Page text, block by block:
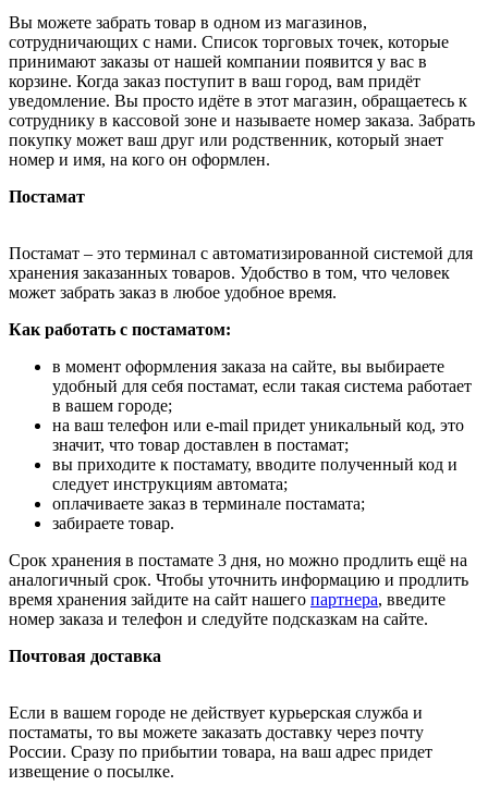
Вы можете забрать товар в одном из магазинов,
сотрудничающих с нами. Список торговых точек, которые
принимают заказы от нашей компании появится у вас в
корзине. Когда заказ поступит в ваш город, вам придёт
уведомление. Вы просто идёте в этот магазин, обращаетесь к
сотруднику в кассовой зоне и называете номер заказа. Забрать
покупку может ваш друг или родственник, который знает
номер и имя, на кого он оформлен.
Постамат
Постамат – это терминал с автоматизированной системой для
хранения заказанных товаров. Удобство в том, что человек
может забрать заказ в любое удобное время.
Как работать с постаматом:
в момент оформления заказа на сайте, вы выбираете
удобный для себя постамат, если такая система работает
в вашем городе;
на ваш телефон или e-mail придет уникальный код, это
значит, что товар доставлен в постамат;
вы приходите к постамату, вводите полученный код и
следует инструкциям автомата;
оплачиваете заказ в терминале постамата;
забираете товар.
Срок хранения в постамате 3 дня, но можно продлить ещё на
аналогичный срок. Чтобы уточнить информацию и продлить
время хранения зайдите на сайт нашего партнера, введите
номер заказа и телефон и следуйте подсказкам на сайте.
Почтовая доставка
Если в вашем городе не действует курьерская служба и
постаматы, то вы можете заказать доставку через почту
России. Сразу по прибытии товара, на ваш адрес придет
извещение о посылке.